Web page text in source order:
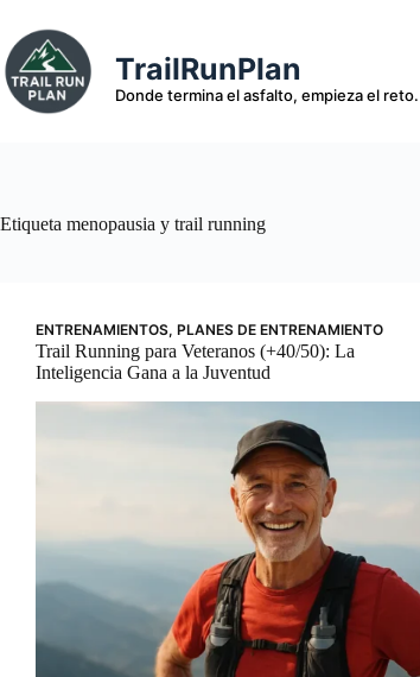
contenido
TrailRunPlan
Donde termina el asfalto, empieza el reto.
Etiqueta menopausia y trail running
ENTRENAMIENTOS, PLANES DE ENTRENAMIENTO
Trail Running para Veteranos (+40/50): La
Inteligencia Gana a la Juventud